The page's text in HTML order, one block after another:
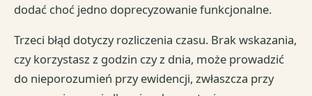
dodać choć jedno doprecyzowanie funkcjonalne.
Trzeci błąd dotyczy rozliczenia czasu. Brak wskazania,
czy korzystasz z godzin czy z dnia, może prowadzić
do nieporozumień przy ewidencji, zwłaszcza przy